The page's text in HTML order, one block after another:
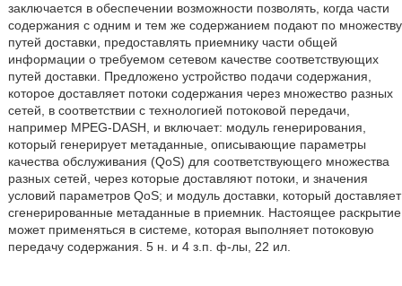
заключается в обеспечении возможности позволять, когда части
содержания с одним и тем же содержанием подают по множеству
путей доставки, предоставлять приемнику части общей
информации о требуемом сетевом качестве соответствующих
путей доставки. Предложено устройство подачи содержания,
которое доставляет потоки содержания через множество разных
сетей, в соответствии с технологией потоковой передачи,
например MPEG-DASH, и включает: модуль генерирования,
который генерирует метаданные, описывающие параметры
качества обслуживания (QoS) для соответствующего множества
разных сетей, через которые доставляют потоки, и значения
условий параметров QoS; и модуль доставки, который доставляет
сгенерированные метаданные в приемник. Настоящее раскрытие
может применяться в системе, которая выполняет потоковую
передачу содержания. 5 н. и 4 з.п. ф-лы, 22 ил.